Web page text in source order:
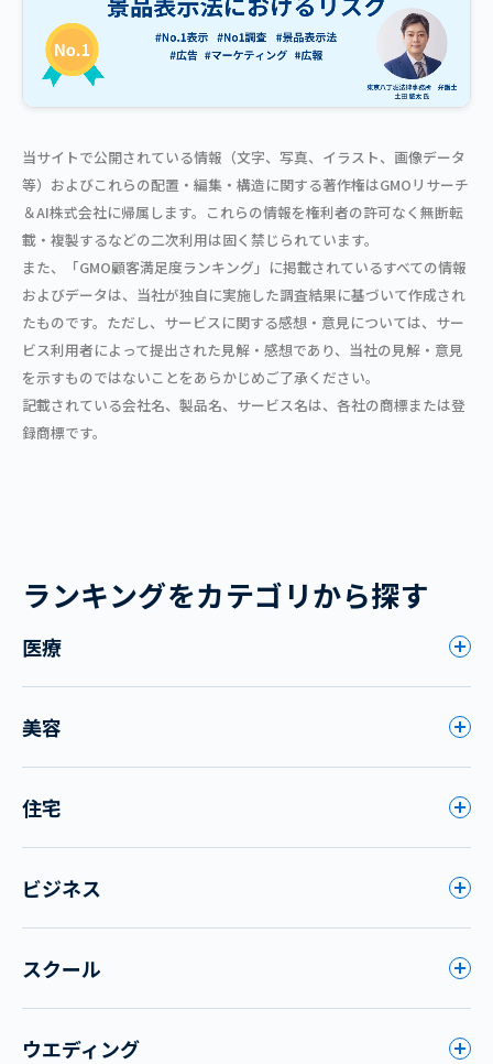
当サイトで公開されている情報（文字、写真、イラスト、画像データ
等）およびこれらの配置・編集・構造に関する著作権はGMOリサーチ
＆AI株式会社に帰属します。これらの情報を権利者の許可なく無断転
載・複製するなどの二次利用は固く禁じられています。
また、「GMO顧客満足度ランキング」に掲載されているすべての情報
およびデータは、当社が独自に実施した調査結果に基づいて作成され
たものです。ただし、サービスに関する感想・意見については、サー
ビス利用者によって提出された見解・感想であり、当社の見解・意見
を示すものではないことをあらかじめご了承ください。
記載されている会社名、製品名、サービス名は、各社の商標または登
録商標です。
ランキングをカテゴリから探す
医療
美容
住宅
ビジネス
スクール
ウエディング